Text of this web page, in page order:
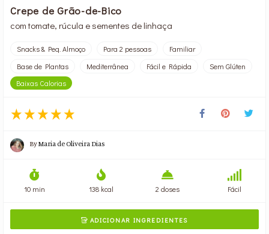
Crepe de Grão-de-Bico
com tomate, rúcula e sementes de linhaça
Snacks & Peq. Almoço Para 2 pessoas
Familiar
Base de Plantas
Mediterrânea Fácil e Rápida
Sem Glúten
Baixas Calorias
ByMaria de Oliveira Dias
10 min 138 kcal 2 doses Fácil
ADICIONAR INGREDIENTES